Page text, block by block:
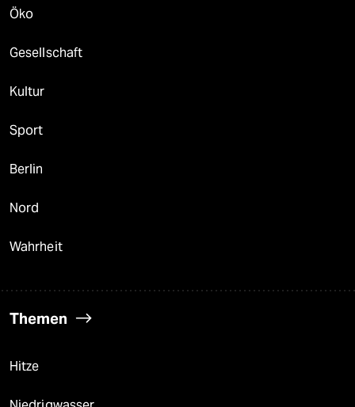
Öko
Gesellschaft
Kultur
Sport
Berlin
Nord
Wahrheit
Themen
Hitze